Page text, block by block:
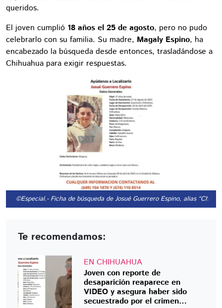
queridos.
El joven cumplió 18 años el 25 de agosto, pero no pudo
celebrarlo con su familia. Su madre, Magaly Espino, ha
encabezado la búsqueda desde entonces, trasladándose a
Chihuahua para exigir respuestas.
©Especial.- Ficha de búsqueda de Josué Guerrero Espino, alias
Te recomendamos:
EN CHIHUAHUA
Joven con reporte de
desaparición reaparece en
VIDEO y asegura haber sido
secuestrado por el crimen